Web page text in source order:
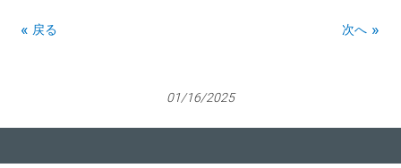
戻る 次へ
01/16/2025